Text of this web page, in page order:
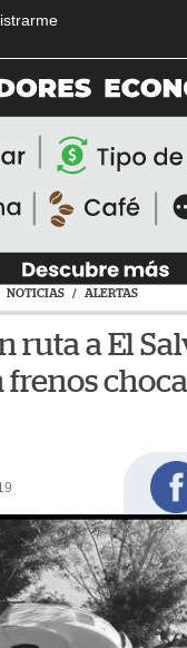
NOTICIAS / ALERTAS
ruta a El